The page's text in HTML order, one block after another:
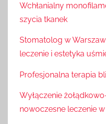
Wchłanialny
szycia tkanek
Stomatolog w
leczenie i estetyka
Profesjonalna terapia
Wyłączenie
nowoczesne leczenie